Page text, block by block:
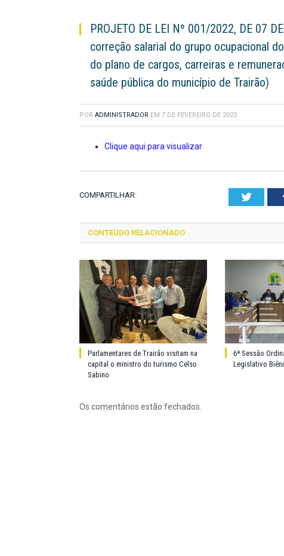
PROJETO DE LEI Nº 001/2022, DE 07
correção salarial do grupo ocupacional
do plano de cargos, carreiras e
saúde pública do município de Trairão)
POR ADMINISTRADOR EM 7 DE FEVEREIRO DE 2022
Clique aqui para visualizar
COMPARTILHAR:
CONTEÚDO RELACIONADO
Parlamentares de Trairão visitam na
capital o ministro do turismo Celso
Sabino
6ª Sessão
Legislativo
Os comentários estão fechados.